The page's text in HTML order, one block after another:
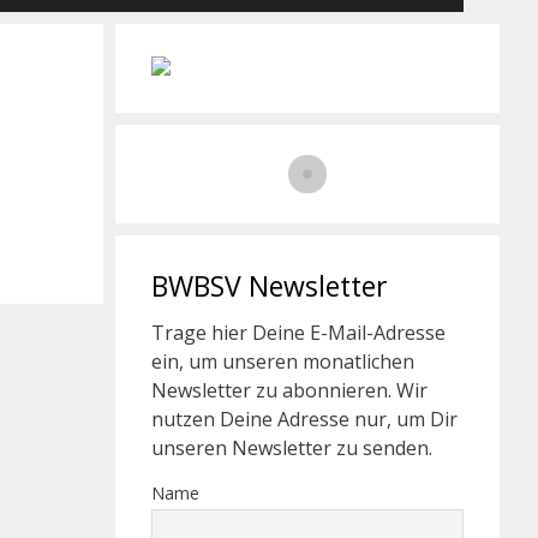
BWBSV Newsletter
Trage hier Deine E-Mail-Adresse
ein, um unseren monatlichen
Newsletter zu abonnieren. Wir
nutzen Deine Adresse nur, um Dir
unseren Newsletter zu senden.
Name